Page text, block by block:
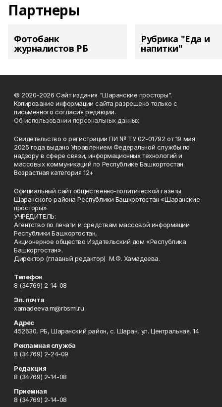
Партнеры
Фотобанк
журналистов РБ
Рубрика "Еда и
напитки"
© 2020-2026 Сайт издания "Шаранские просторы".
Копирование информации сайта разрешено только с
письменного согласия редакции.
Об использовании персональных данных
Свидетельство о регистрации ПИ № ТУ 02-01792 от 19 мая
2025 года выдано Управлением Федеральной службы по
надзору в сфере связи, информационных технологий и
массовых коммуникаций по Республике Башкортостан.
Возрастная категория 12+
Официальный сайт общественно-политической газеты
Шаранского района Республики Башкортостан «Шаранские
просторы»
УЧРЕДИТЕЛЬ:
Агентство по печати и средствам массовой информации
Республики Башкортостан,
Акционерное общество Издательский дом «Республика
Башкортостан».
Директор (главный редактор) М.Ф. Хамадеева.
Телефон
8 (34769) 2-14-08
Эл. почта
xamadeeva.m@rbsmi.ru
Адрес
452630, РБ, Шаранский район, с. Шаран, ул. Центральная, 14
Рекламная служба
8 (34769) 2-24-09
Редакция
8 (34769) 2-14-08
Приемная
8 (34769) 2-14-08